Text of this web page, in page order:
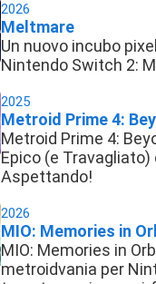
2026
Meltmare
Un nuovo incubo
Nintendo Switch 2:
2025
Metroid Prime 4:
Metroid Prime 4:
Epico (e Travagliato)
Aspettando!
2026
MIO: Memories in
MIO: Memories in
metroidvania per